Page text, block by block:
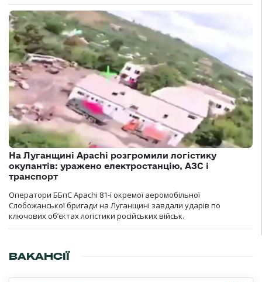
На Луганщині Apachi розгромили логістику
окупантів: уражено електростанцію, АЗС і
транспорт
Оператори ББпС Apachi 81-ї окремої аеромобільної
Слобожанської бригади на Луганщині завдали ударів по
ключових об’єктах логістики російських військ.
ВАКАНСІЇ